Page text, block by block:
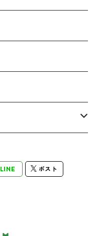
LINE ポスト